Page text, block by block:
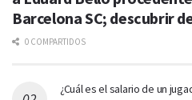
Barcelona SC; descubrir
0 COMPARTIDOS
¿Cuál es el salario de un